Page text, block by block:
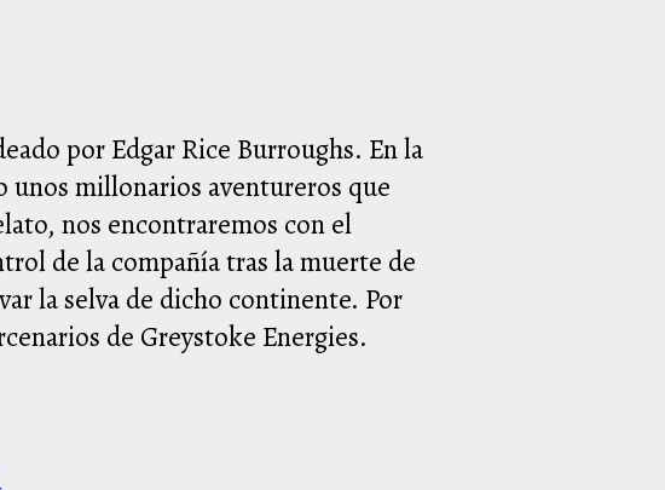
por Edgar Rice Burroughs. En la
unos millonarios aventureros que
nos encontraremos con el
de la compañía tras la muerte de
la selva de dicho continente. Por
de Greystoke Energies.